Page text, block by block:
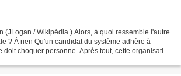
) Alors, à quoi ressemble l'autre
? À rien Qu'un candidat du système adhère à
doit choquer personne. Après tout, cette organisation